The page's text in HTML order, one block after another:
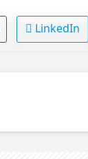
LinkedIn